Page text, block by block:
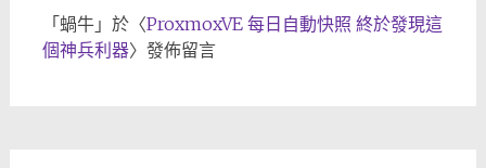
「 蝸牛」於〈ProxmoxVE 每日自動快照 終於發現這
個神兵利器〉發佈留言